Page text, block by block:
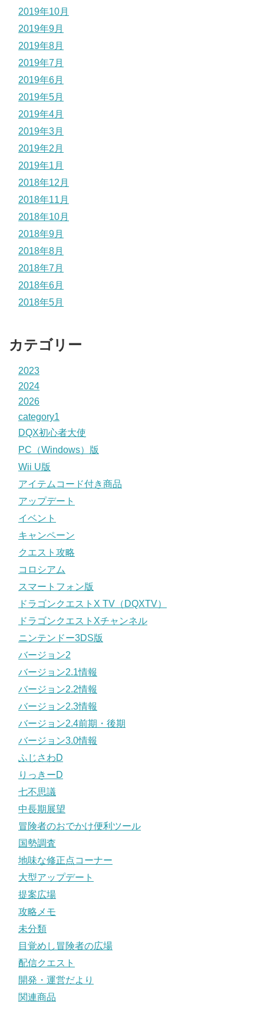
2019年10月
2019年9月
2019年8月
2019年7月
2019年6月
2019年5月
2019年4月
2019年3月
2019年2月
2019年1月
2018年12月
2018年11月
2018年10月
2018年9月
2018年8月
2018年7月
2018年6月
2018年5月
カテゴリー
2023
2024
2026
category1
DQX初心者大使
PC（Windows）版
Wii U版
アイテムコード付き商品
アップデート
イベント
キャンペーン
クエスト攻略
コロシアム
スマートフォン版
ドラゴンクエストX TV（DQXTV）
ドラゴンクエストXチャンネル
ニンテンドー3DS版
バージョン2
バージョン2.1情報
バージョン2.2情報
バージョン2.3情報
バージョン2.4前期・後期
バージョン3.0情報
ふじさわD
りっきーD
七不思議
中長期展望
冒険者のおでかけ便利ツール
国勢調査
地味な修正点コーナー
大型アップデート
提案広場
攻略メモ
未分類
目覚めし冒険者の広場
配信クエスト
開発・運営だより
関連商品